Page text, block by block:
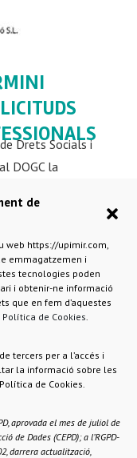
de
web https://upimir.com,
emmagatzemen i
tecnologies poden
i obtenir-ne informació
que en fem d’aquestes
Política de Cookies
tercers per a l’accés i
la informació sobre les
de Cookies.
aprovada el mes de juliol de
de Dades (CEPD); a l’RGPD-
darrera actualització,
Drets Socials i
DOGC la
de
per la qual
d’atenció a
de desembre
les persones en